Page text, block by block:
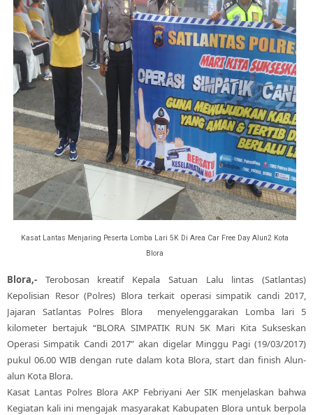
Kasat Lantas Menjaring Peserta Lomba Lari 5K Di Area Car Free Day Alun2 Kota
Blora
Blora,- Terobosan kreatif Kepala Satuan Lalu lintas (Satlantas)
Kepolisian Resor (Polres) Blora terkait operasi simpatik candi 2017,
Jajaran Satlantas Polres Blora menyelenggarakan Lomba lari 5
kilometer bertajuk “BLORA SIMPATIK RUN 5K Mari Kita Sukseskan
Operasi Simpatik Candi 2017” akan digelar Minggu Pagi (19/03/2017)
pukul 06.00 WIB dengan rute dalam kota Blora, start dan finish Alun-
alun Kota Blora.
Kasat Lantas Polres Blora AKP Febriyani Aer SIK menjelaskan bahwa
Kegiatan kali ini mengajak masyarakat Kabupaten Blora untuk berpola